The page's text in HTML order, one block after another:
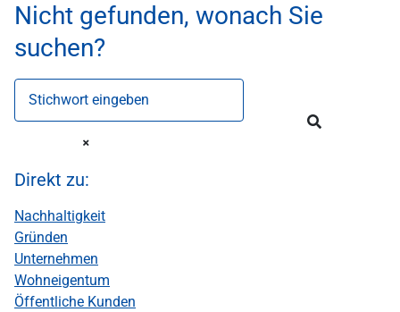
Nicht gefunden, wonach Sie
suchen?
Stichwort eingeben
Direkt zu:
Nachhaltigkeit
Gründen
Unternehmen
Wohneigentum
Öffentliche Kunden